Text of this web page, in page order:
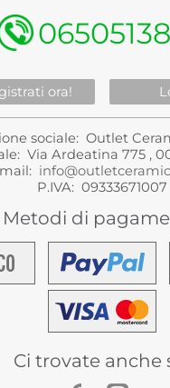
ora!
sociale: Outlet
Via Ardeatina 775 ,
P.IVA: 09333671007
Metodi di
Ci trovate anche